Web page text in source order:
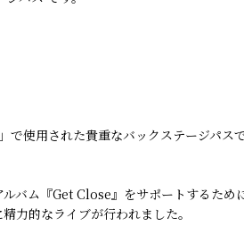
使用された貴重なバックステージパスで
バム『Get Close』をサポートするため
力的なライブが行われました。